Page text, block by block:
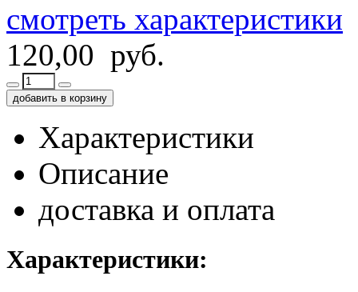
смотреть характеристики
120,00 руб.
добавить в корзину
Характеристики
Описание
доставка и оплата
Характеристики: